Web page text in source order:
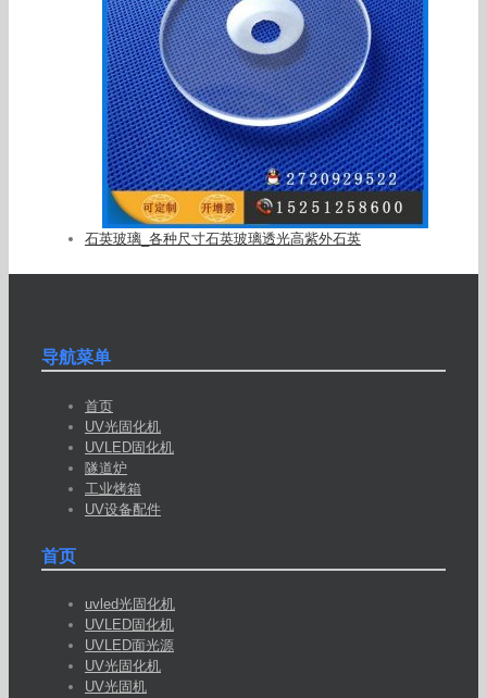
石英玻璃_各种尺寸石英玻璃透光高紫外石英
导航菜单
首页
UV光固化机
UVLED固化机
隧道炉
工业烤箱
UV设备配件
首页
uvled光固化机
UVLED固化机
UVLED面光源
UV光固化机
UV光固机